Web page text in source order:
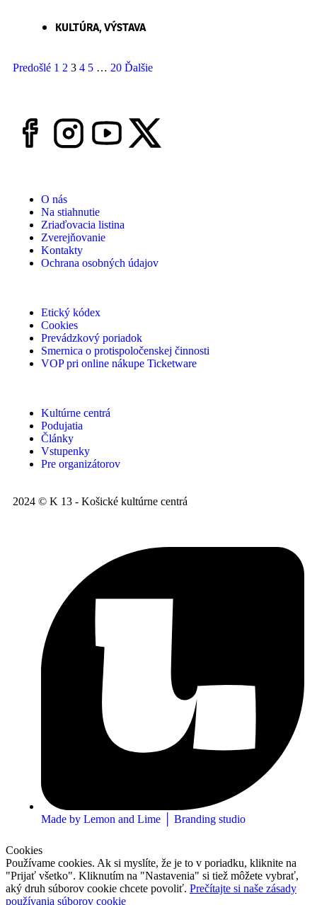
KULTÚRA,VÝSTAVA
Predošlé 1 2 3 4 5 … 20 Ďalšie
O nás
Na stiahnutie
Zriaďovacia listina
Zverejňovanie
Kontakty
Ochrana osobných údajov
Etický kódex
Cookies
Prevádzkový poriadok
Smernica o protispoločenskej činnosti
VOP pri online nákupe Ticketware
Kultúrne centrá
Podujatia
Články
Vstupenky
Pre organizátorov
2024 © K 13 - Košické kultúrne centrá
Made by Lemon and Lime │ Branding studio
Cookies
Používame cookies. Ak si myslíte, že je to v poriadku, kliknite na
"Prijať všetko". Kliknutím na "Nastavenia" si tiež môžete vybrať,
aký druh súborov cookie chcete povoliť. Prečítajte si naše zásady
používania súborov cookie